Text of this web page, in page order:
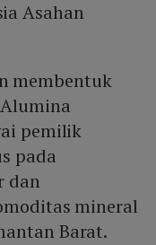
Asahan
membentuk
pemilik
pada
dan
mineral
Barat.